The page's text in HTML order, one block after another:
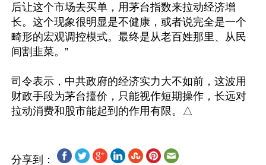
后让这个市场去买单，用茅台指数来拉动经济增
长。这个现象很明显是不健康，或者说完全是一个
畸形的宏观调控模式。最终是从老百姓那里、从民
间割韭菜。”
司令表示，中共政府的经济实力大不如前，这波用
财政手段为茅台擡价，只能视作短期操作，长远对
分享到：